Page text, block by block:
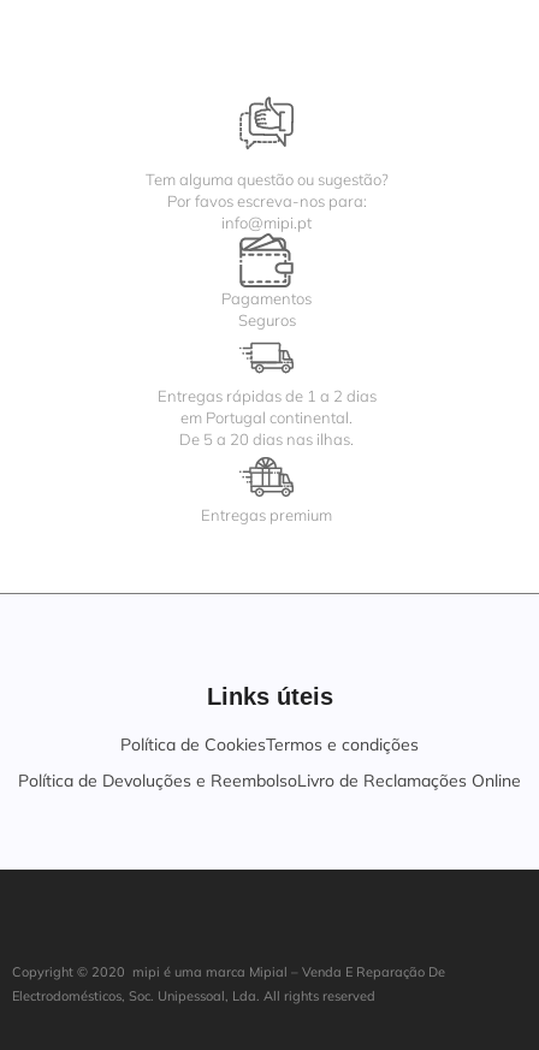
Tem alguma questão ou sugestão?
Por favos escreva-nos para:
info@mipi.pt
Pagamentos
Seguros
Entregas rápidas de 1 a 2 dias
em Portugal continental.
De 5 a 20 dias nas ilhas.
Entregas premium
Links úteis
Política de CookiesTermos e condições
Política de Devoluções e ReembolsoLivro de Reclamações Online
Copyright © 2020 mipi é uma marca Mipial – Venda E Reparação De
Electrodomésticos, Soc. Unipessoal, Lda. All rights reserved